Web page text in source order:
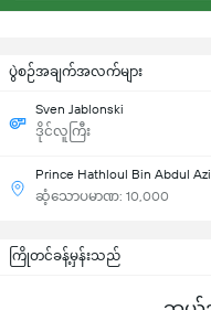
ပွဲစဉ်အချက်အလက်များ
Sven Jablonski
ဒိုင်လူကြီး
Prince Hathloul Bin Abdul
ဆံ့သောပမာဏ: 10,000
ကြိုတင်ခန့်မှန်းသည်